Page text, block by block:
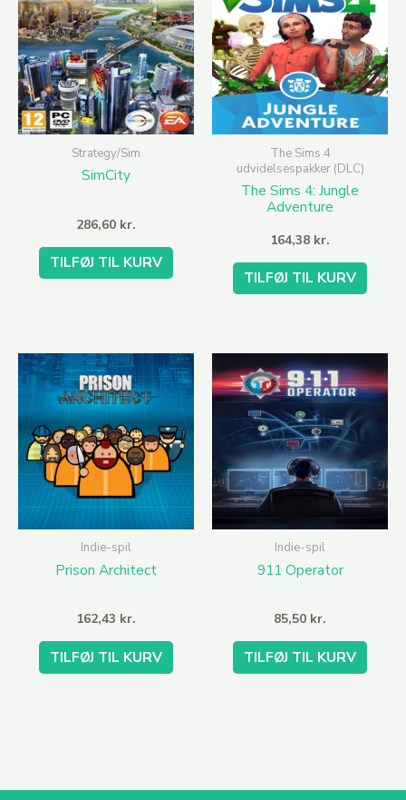
Strategy/Sim
SimCity
286,60 kr.
TILFØJ TIL KURV
The Sims 4
udvidelsespakker (DLC)
The Sims 4: Jungle
Adventure
164,38 kr.
TILFØJ TIL KURV
Indie-spil
Prison Architect
162,43 kr.
TILFØJ TIL KURV
Indie-spil
911 Operator
85,50 kr.
TILFØJ TIL KURV